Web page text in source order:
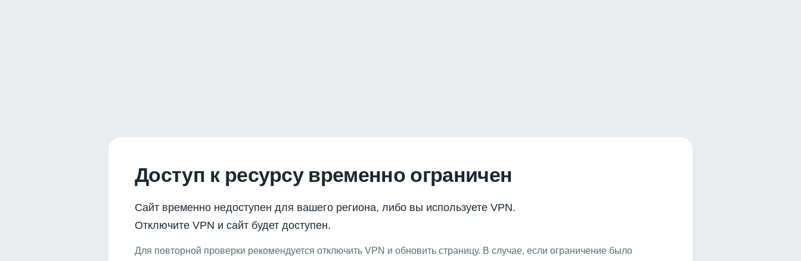
Доступ к ресурсу временно ограничен
Сайт временно недоступен для вашего региона, либо вы используете VPN.
Отключите VPN и сайт будет доступен.
Для повторной проверки рекомендуется отключить VPN и обновить страницу. В случае, если ограничение было